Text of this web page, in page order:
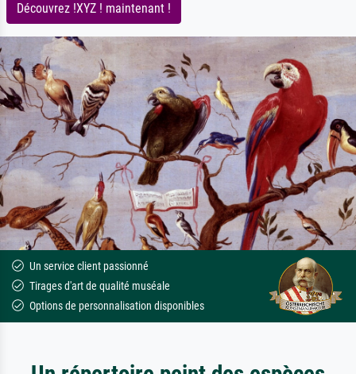
Découvrez !XYZ ! maintenant !
Un service client passionné
Tirages d'art de qualité muséale
Options de personnalisation disponibles